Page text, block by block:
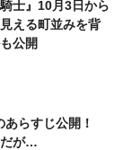
士』10月3日から
える町並みを背
公開
あらすじ公開！
だが…